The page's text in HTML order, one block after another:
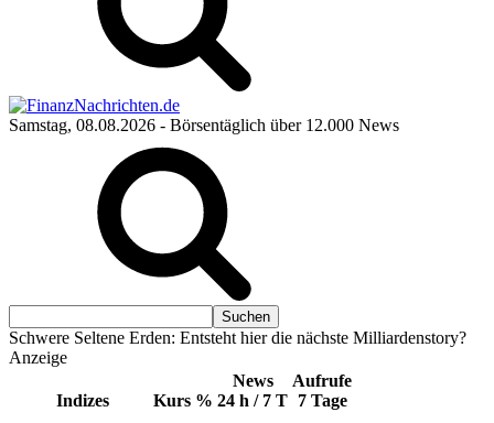
Samstag, 08.08.2026 - Börsentäglich über 12.000 News
Schwere Seltene Erden: Entsteht hier die nächste Milliardenstory?
Anzeige
Indizes Kurs %
News
24 h / 7 T
Aufrufe
7 Tage